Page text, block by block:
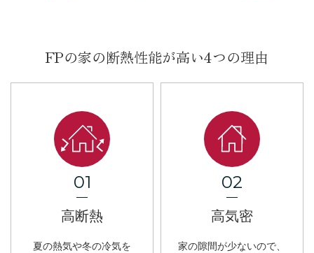
FPの家の断熱性能が高い4つの理由
01
高断熱
夏の熱気や冬の冷気を
02
高気密
家の隙間が少ないので、